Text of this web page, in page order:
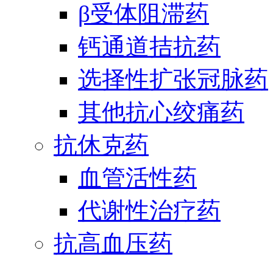
β受体阻滞药
钙通道拮抗药
选择性扩张冠脉药
其他抗心绞痛药
抗休克药
血管活性药
代谢性治疗药
抗高血压药